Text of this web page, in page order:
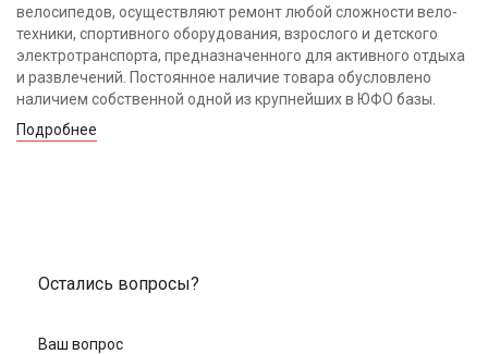
велосипедов, осуществляют ремонт любой сложности вело-
техники, спортивного оборудования, взрослого и детского
электротранспорта, предназначенного для активного отдыха
и развлечений. Постоянное наличие товара обусловлено
наличием собственной одной из крупнейших в ЮФО базы.
Подробнее
Остались вопросы?
Ваш вопрос